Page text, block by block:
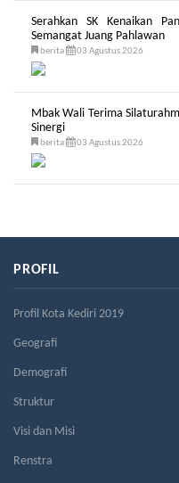
Serahkan SK Kenaikan
Semangat Juang Pahlawan
berita 03 Agustus 2026
Mbak Wali Terima
Sinergi
berita 03 Agustus 2026
PROFIL
Profil Kota Kediri 2019
Geografi
Demografi
Struktur
Visi dan Misi
Renstra